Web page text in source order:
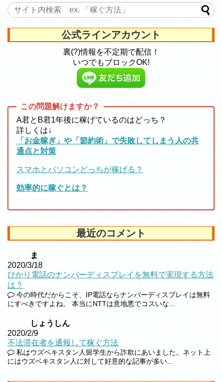
公式ラインアカウント
裏(?)情報を不定期で配信！
いつでもブロックOK!
A君とB君1年後に稼げているのはどっち？
詳しくは↓
「お金稼ぎ」や「節約術」で失敗してしまう人の共
通点と対策
スマホとパソコンどっちが稼げる？
効率的に稼ぐとは？
最近のコメント
ま
2020/3/18
ひかり電話のナンバーディスプレイを無料で実現する方法
は？
今の時代だからこそ、IP電話ならナンバーディスプレイは無料
にすべきですよね。 本当にNTTは意地悪でコスいな...
しょうしん
2020/2/9
不法滞在者を通報して稼ぐ方法
私はウズベキスタン人留学生から詐欺にあいました。ネット上
にはウズベキスタン人に対して好意的な記事が多い...